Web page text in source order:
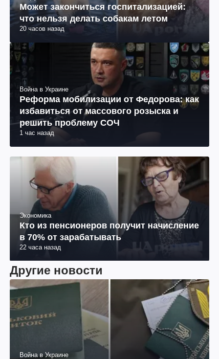
Может закончиться госпитализацией:
что нельзя делать собакам летом
20 часов назад
Война в Украине
Реформа мобилизации от Федорова: как
избавиться от массового розыска и
решить проблему СОЧ
1 час назад
Экономика
Кто из пенсионеров получит начисление
в 70% от зарабатывать
22 часа назад
Другие новости
Война в Украине